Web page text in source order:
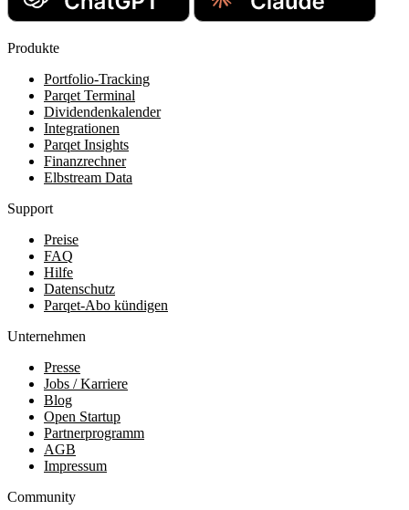
Produkte
Portfolio-Tracking
Parqet Terminal
Dividendenkalender
Integrationen
Parqet Insights
Finanzrechner
Elbstream Data
Support
Preise
FAQ
Hilfe
Datenschutz
Parqet-Abo kündigen
Unternehmen
Presse
Jobs / Karriere
Blog
Open Startup
Partnerprogramm
AGB
Impressum
Community